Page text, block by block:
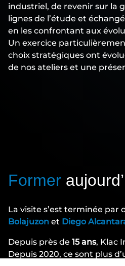
industriel, de revenir sur la
lignes de l’étude et
en les confrontant aux
Un exercice
choix stratégiques ont
de nos ateliers et une
Former
La visite s’est terminée par
Bolajuzonet Diego
Depuis près de 15 ans, Klac
Depuis 2020, ce sont plus